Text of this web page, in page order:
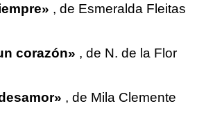
, de Esmeralda Fleitas
corazón» , de N. de la Flor
, de Mila Clemente